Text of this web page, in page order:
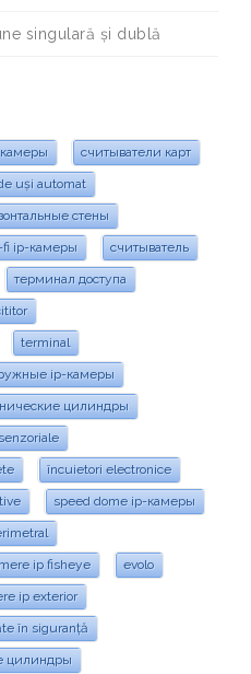
singulară și dublă
считыватели карт
uși automat
стены
ip-камеры считыватель
терминал доступа
terminal
ip-камеры
цилиндры
încuietori electronice
speed dome ip-камеры
ip fisheye evolo
ip exterior
în siguranță
цилиндры